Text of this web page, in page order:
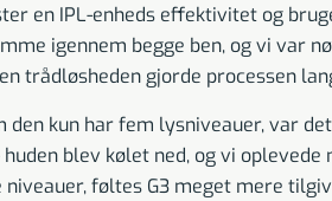
en IPL-enheds effektivitet og
igennem begge ben, og vi
trådløsheden gjorde processen
den kun har fem lysniveauer, var
blev kølet ned, og vi
føltes G3 meget mere